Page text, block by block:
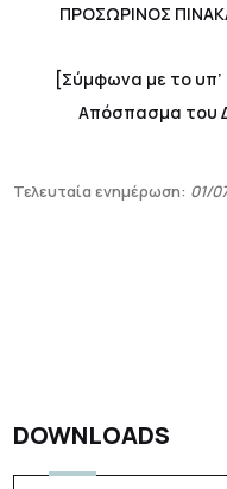
ΠΡΟΣΩΡΙΝΟΣ
[Σύμφωνα με το
Απόσπασμα του
Τελευταία ενημέρωση: 01/
DOWNLOADS